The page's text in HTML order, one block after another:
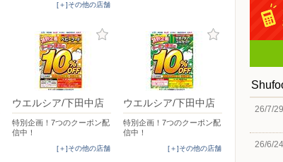
[＋]その他の店舗
ウエルシア/下田中店
特別企画！7つのクーポン配
信中！
[＋]その他の店舗
ウエルシア/下田中店
特別企画！7つのクーポン配
信中！
[＋]その他の店舗
26/7/29
26/6/24